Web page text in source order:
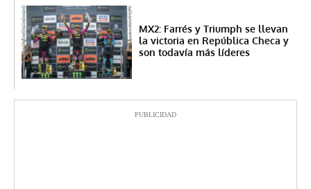
MX2: Farrés y Triumph se llevan
la victoria en República Checa y
son todavía más líderes
PUBLICIDAD